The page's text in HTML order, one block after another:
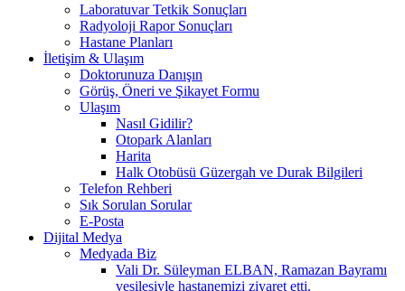
Laboratuvar Tetkik Sonuçları
Radyoloji Rapor Sonuçları
Hastane Planları
İletişim & Ulaşım
Doktorunuza Danışın
Görüş, Öneri ve Şikayet Formu
Ulaşım
Nasıl Gidilir?
Otopark Alanları
Harita
Halk Otobüsü Güzergah ve Durak Bilgileri
Telefon Rehberi
Sık Sorulan Sorular
E-Posta
Dijital Medya
Medyada Biz
Vali Dr. Süleyman ELBAN, Ramazan Bayramı
vesilesiyle hastanemizi ziyaret etti.